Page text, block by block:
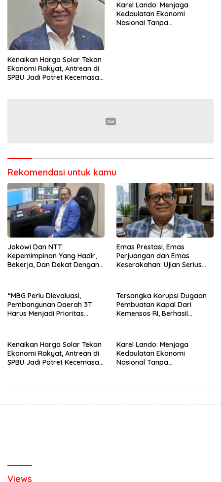
Kenaikan Harga Solar Tekan
Ekonomi Rakyat, Antrean di
SPBU Jadi Potret Kecemasan
Karel Lando: Menjaga
Kedaulatan Ekonomi
Nasional Tanpa
Rekomendasi untuk kamu
Jokowi Dan NTT:
Kepemimpinan Yang Hadir,
Bekerja, Dan Dekat Dengan
Emas Prestasi, Emas
Perjuangan dan Emas
Keserakahan: Ujian Serius
“MBG Perlu Dievaluasi,
Pembangunan Daerah 3T
Harus Menjadi Prioritas
Tersangka Korupsi Dugaan
Pembuatan Kapal Dari
Kemensos RI, Berhasil
Kenaikan Harga Solar Tekan
Ekonomi Rakyat, Antrean di
SPBU Jadi Potret Kecemasan
Karel Lando: Menjaga
Kedaulatan Ekonomi
Nasional Tanpa
Views